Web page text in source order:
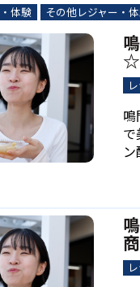
体験 その他レジャー・
☆